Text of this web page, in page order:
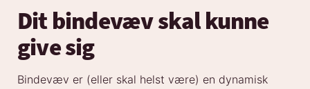
Dit bindevæv skal kunne
give sig
Bindevæv er (eller skal helst være) en dynamisk